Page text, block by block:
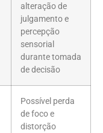
alteração de
julgamento e
percepção
sensorial
durante tomada
de decisão
Possível perda
de foco e
distorção